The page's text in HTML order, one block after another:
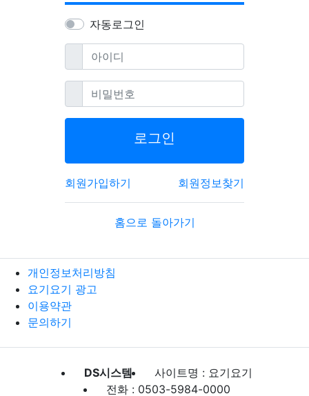
자동로그인
아이디필수
비밀번호필수
로그인
회원가입하기 회원정보찾기
홈으로 돌아가기
개인정보처리방침
요기요기 광고
이용약관
문의하기
DS시스템
사이트명 : 요기요기
전화 : 0503-5984-0000